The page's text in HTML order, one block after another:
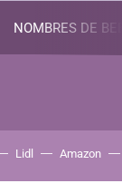
NOMBRES DE
Lidl Amazon